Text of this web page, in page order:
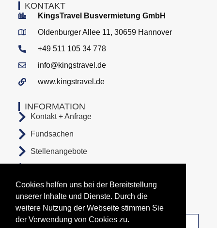
Cookies helfen uns bei der Bereitstellung
unserer Inhalte und Dienste. Durch die
weitere Nutzung der Webseite stimmen Sie
der Verwendung von Cookies zu.
Unsere Abfahrtsorte
INFORMATION
Kontakt + Anfrage
Fundsachen
Stellenangebote
Datenschutz
KONTAKT
KingsTravel Busvermietung GmbH
Oldenburger Allee 11, 30659 Hannover
+49 511 105 34 778
info@kingstravel.de
www.kingstravel.de